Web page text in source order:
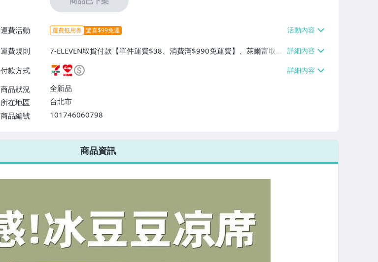
運費活動 運費抵用券 驚喜$99免運
運費規則
7-ELEVEN取貨付款【單件運費$38、消費滿$990免運費】、萊爾富取貨
付款【單件運費$60、消費滿$990免運費】
付款方式
商品狀況
全新品
所在地區
台北市
商品編號
101746060798
7-ELEVEN 運費只要38元
不限金額、筆數，筆筆優惠無限次！
商品資訊